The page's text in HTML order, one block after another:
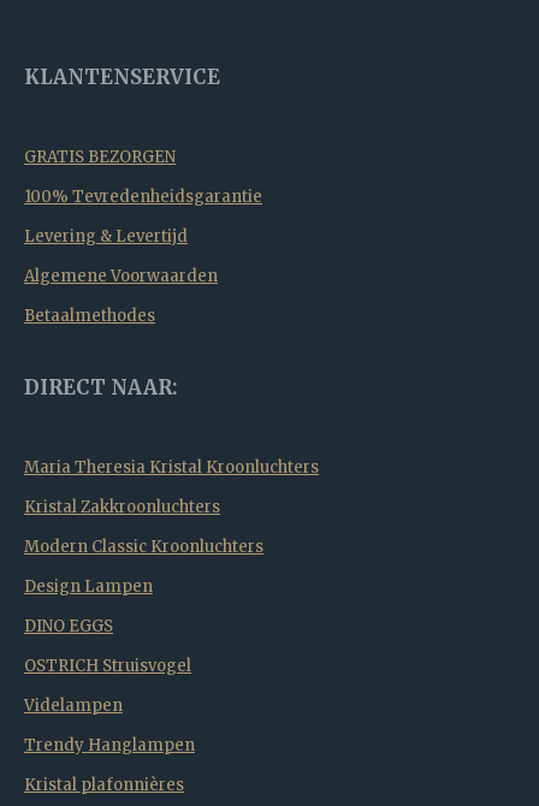
KLANTENSERVICE
GRATIS BEZORGEN
100% Tevredenheidsgarantie
Levering & Levertijd
Algemene Voorwaarden
Betaalmethodes
DIRECT NAAR:
Maria Theresia Kristal Kroonluchters
Kristal Zakkroonluchters
Modern Classic Kroonluchters
Design Lampen
DINO EGGS
OSTRICH Struisvogel
Videlampen
Trendy Hanglampen
Kristal plafonnières